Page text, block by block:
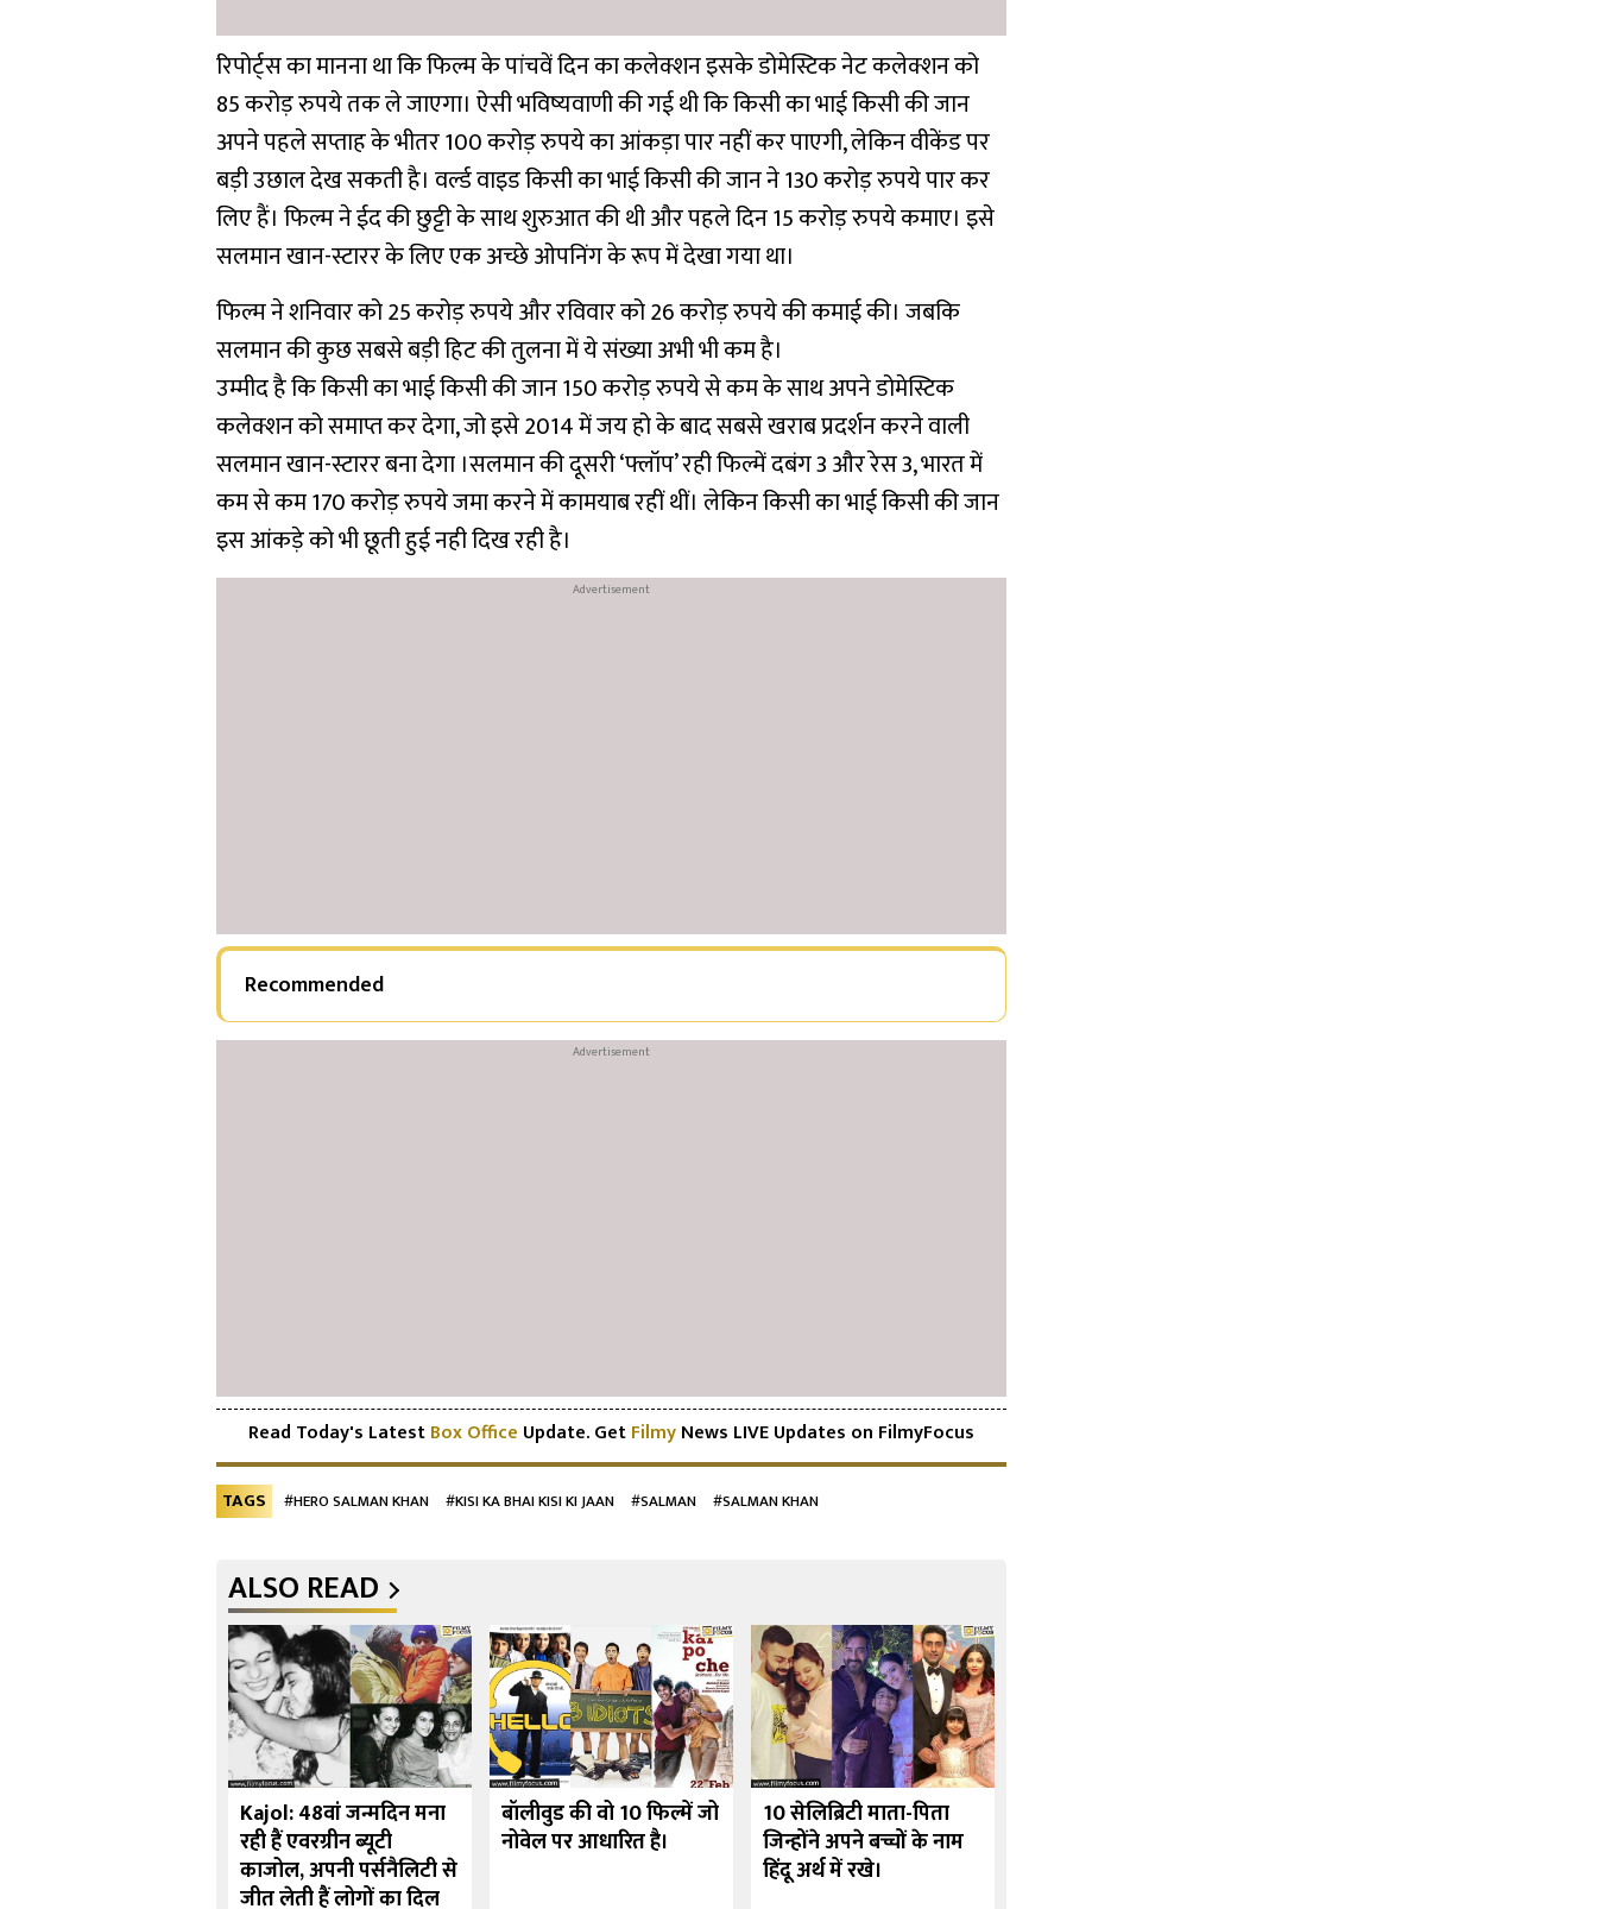
रिपोर्ट्स का मानना था कि फिल्म के पांचवें दिन का कलेक्शन इसके डोमेस्टिक नेट कलेक्शन को
85 करोड़ रुपये तक ले जाएगा। ऐसी भविष्यवाणी की गई थी कि किसी का भाई किसी की जान
अपने पहले सप्ताह के भीतर 100 करोड़ रुपये का आंकड़ा पार नहीं कर पाएगी, लेकिन वीकेंड पर
बड़ी उछाल देख सकती है। वर्ल्ड वाइड किसी का भाई किसी की जान ने 130 करोड़ रुपये पार कर
लिए हैं। फिल्म ने ईद की छुट्टी के साथ शुरुआत की थी और पहले दिन 15 करोड़ रुपये कमाए। इसे
सलमान खान-स्टारर के लिए एक अच्छे ओपनिंग के रूप में देखा गया था।
फिल्म ने शनिवार को 25 करोड़ रुपये और रविवार को 26 करोड़ रुपये की कमाई की। जबकि
सलमान की कुछ सबसे बड़ी हिट की तुलना में ये संख्या अभी भी कम है।
उम्मीद है कि किसी का भाई किसी की जान 150 करोड़ रुपये से कम के साथ अपने डोमेस्टिक
कलेक्शन को समाप्त कर देगा, जो इसे 2014 में जय हो के बाद सबसे खराब प्रदर्शन करने वाली
सलमान खान-स्टारर बना देगा ।सलमान की दूसरी ‘फ्लॉप’ रही फिल्में दबंग 3 और रेस 3, भारत में
कम से कम 170 करोड़ रुपये जमा करने में कामयाब रहीं थीं। लेकिन किसी का भाई किसी की जान
इस आंकड़े को भी छूती हुई नही दिख रही है।
Recommended
Read Today's LatestBox Office Update. GetFilmyNews LIVE Updates on FilmyFocus
TAGS #HERO SALMAN KHAN #KISI KA BHAI KISI KI JAAN #SALMAN #SALMAN KHAN
ALSO READ
Kajol: 48वां जन्मदिन मना
रही हैं एवरग्रीन ब्यूटी
काजोल, अपनी पर्सनैलिटी से
जीत लेती हैं लोगों का दिल
बॉलीवुड की वो 10 फिल्में जो
नोवेल पर आधारित है।
10 सेलिब्रिटी माता-पिता
जिन्होंने अपने बच्चों के नाम
हिंदू अर्थ में रखे।